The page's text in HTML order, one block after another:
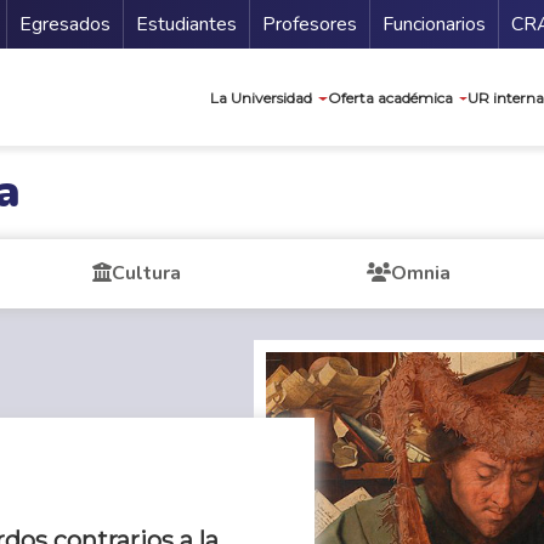
Secundario
Egresados Estudiantes Profesores Funcionarios
La Universidad Oferta académica UR
Cultura Omnia